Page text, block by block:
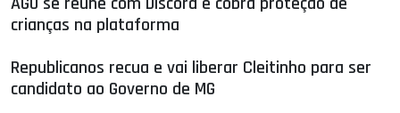
crianças na plataforma
Republicanos recua e vai liberar Cleitinho para ser
candidato ao Governo de MG